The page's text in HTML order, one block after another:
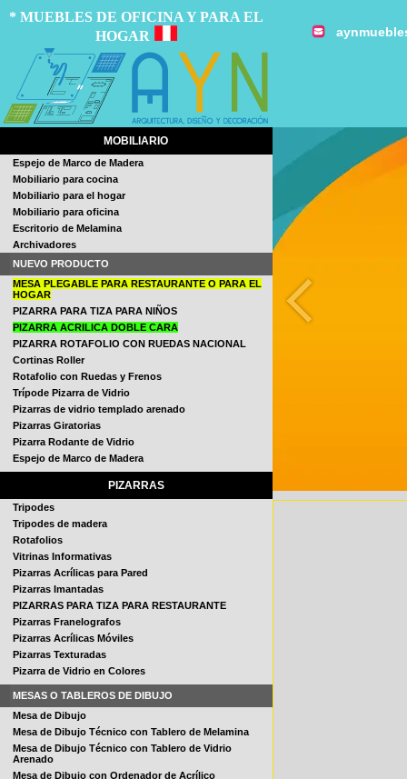
* MUEBLES DE OFICINA Y PARA EL
HOGAR
MOBILIARIO
Espejo de Marco de Madera
Mobiliario para cocina
Mobiliario para el hogar
Mobiliario para oficina
Escritorio de Melamina
Archivadores
NUEVO PRODUCTO
MESA PLEGABLE PARA RESTAURANTE O PARA EL
HOGAR
PIZARRA PARA TIZA PARA NIÑOS
PIZARRA ACRILICA DOBLE CARA
PIZARRA ROTAFOLIO CON RUEDAS NACIONAL
Cortinas Roller
Rotafolio con Ruedas y Frenos
Trípode Pizarra de Vidrio
Pizarras de vidrio templado arenado
Pizarras Giratorias
Pizarra Rodante de Vidrio
Espejo de Marco de Madera
PIZARRAS
Tripodes
Tripodes de madera
Rotafolios
Vitrinas Informativas
Pizarras Acrílicas para Pared
Pizarras Imantadas
PIZARRAS PARA TIZA PARA RESTAURANTE
Pizarras Franelografos
Pizarras Acrílicas Móviles
Pizarras Texturadas
Pizarra de Vidrio en Colores
MESAS O TABLEROS DE DIBUJO
Mesa de Dibujo
Mesa de Dibujo Técnico con Tablero de Melamina
Mesa de Dibujo Técnico con Tablero de Vidrio
Arenado
Mesa de Dibujo con Ordenador de Acrílico